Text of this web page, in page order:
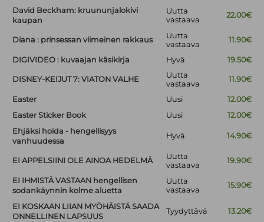
David Beckham: kruununjalokivi
kaupan
Uutta
vastaava
22.00€
Diana : prinsessan viimeinen rakkaus
Uutta
vastaava
11.90€
DIGIVIDEO : kuvaajan käsikirja Hyvä 19.50€
DISNEY-KEIJUT 7: VIATON VALHE
Uutta
vastaava
11.90€
Easter Uusi
12.00€
Easter Sticker Book
Uusi
12.00€
Ehjäksi hoida - hengellisyys
vanhuudessa
Hyvä 14.90€
EI APPELSIINI OLE AINOA HEDELMÄ
Uutta
vastaava
19.90€
EI IHMISTÄ VASTAAN hengellisen
sodankäynnin kolme aluetta
Uutta
vastaava
15.90€
EI KOSKAAN LIIAN MYÖHÄISTÄ SAADA
ONNELLINEN LAPSUUS
Tyydyttävä 13.20€